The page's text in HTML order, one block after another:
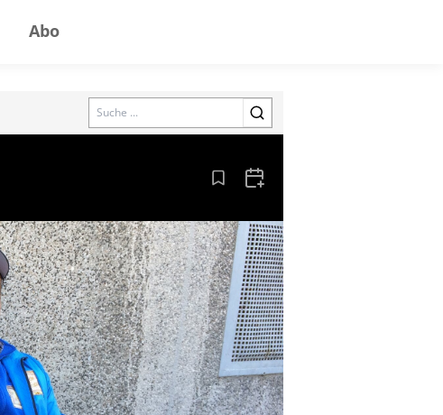
Abo
Search
Aus den Lesezeichen entfernen
Zum Kalender hinzufügen